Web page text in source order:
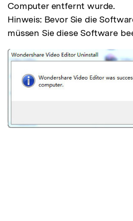
Computer entfernt wurde.
Hinweis: Bevor Sie die
müssen Sie diese Software